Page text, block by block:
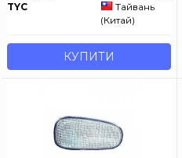
TYC
Тайвань
(Китай)
КУПИТИ